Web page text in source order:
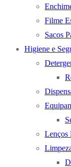
Filme
Sacos
Higiene e
Lenços